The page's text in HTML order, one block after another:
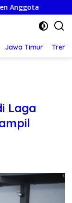
Semarak
Jawa Timur
Laga